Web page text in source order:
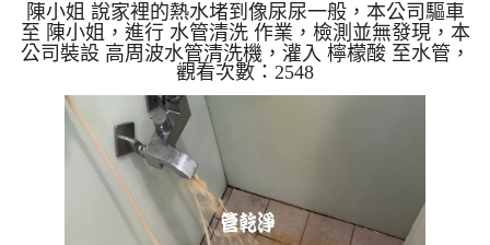
水管
陳小姐 說家裡的熱水堵到像尿尿一般，本公司驅車
至 陳小姐，進行 水管清洗 作業，檢測並無發現，本
公司裝設 高周波水管清洗機，灌入 檸檬酸 至水管，
等了約15分，開啟 水管清洗機 ，啟動 螺旋波 模式，
一開始就流出髒水，忽然變成咖啡液，兩個多小時
後，出水變乾淨熱水出水量恢復了。 如是自來水，
如水管老化，會產生鐵鏽跟泥沙堆積，洗出來的水就
會是咖啡色，地下水含有氧化錳，管壁上會結成黑色
管垢，洗出來的水會跟石油一樣黑，有些洗出綠色的
水，是因為裡面有銅的物質，生鏽產生銅綠，如是藍
色的水，是因為水龍頭...
觀看次數：2548